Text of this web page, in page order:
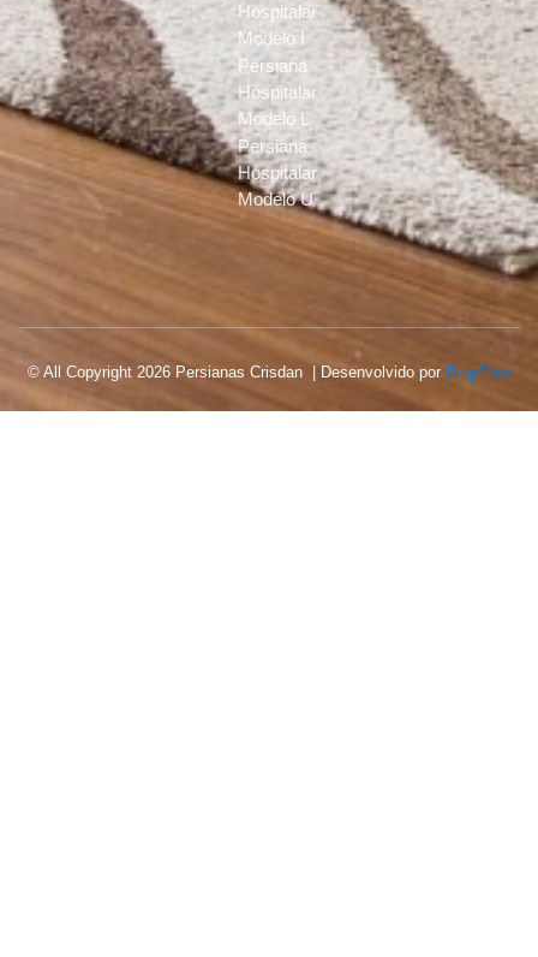
Hospitalar
Modelo I
Persiana
Hospitalar
Modelo L
Persiana
Hospitalar
Modelo U
© All Copyright 2026 Persianas Crisdan | Desenvolvido por DropFlow